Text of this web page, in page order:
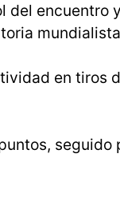
del
en tiros
seguido